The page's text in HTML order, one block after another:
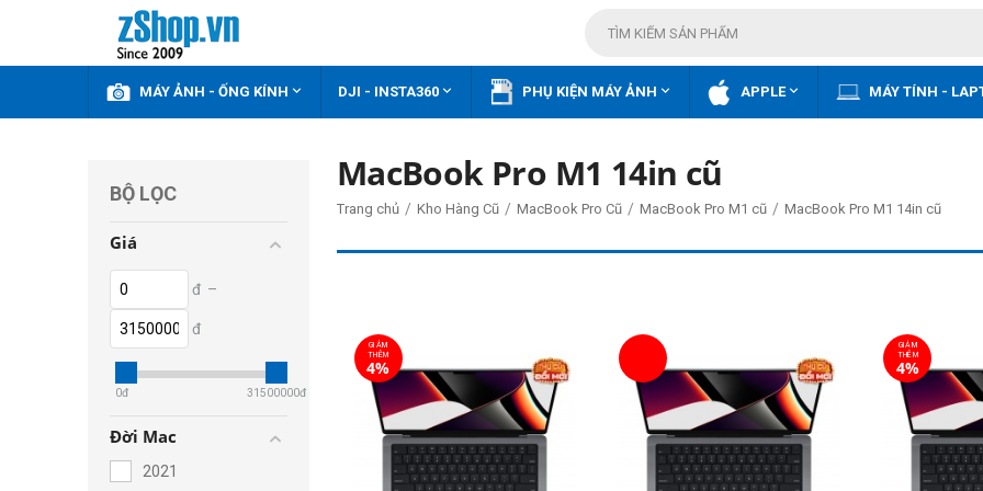
KHUYẾN MÃI
MÁY ẢNH - ỐNG KÍNH  DJI - INSTA360  PHỤ KIỆN MÁY ẢNH  APPLE MÁY TÍNH -
BỘ LỌC
Giá
đ –
đ
0đ 31500000đ
Đời Mac
2021
MacBook Pro M1 14in cũ
Trang chủ / Kho Hàng Cũ / MacBook Pro Cũ / MacBook Pro M1 cũ / MacBook Pro M1 14in cũ
GIẢM
THÊM
4%
GIẢM
THÊM
4%